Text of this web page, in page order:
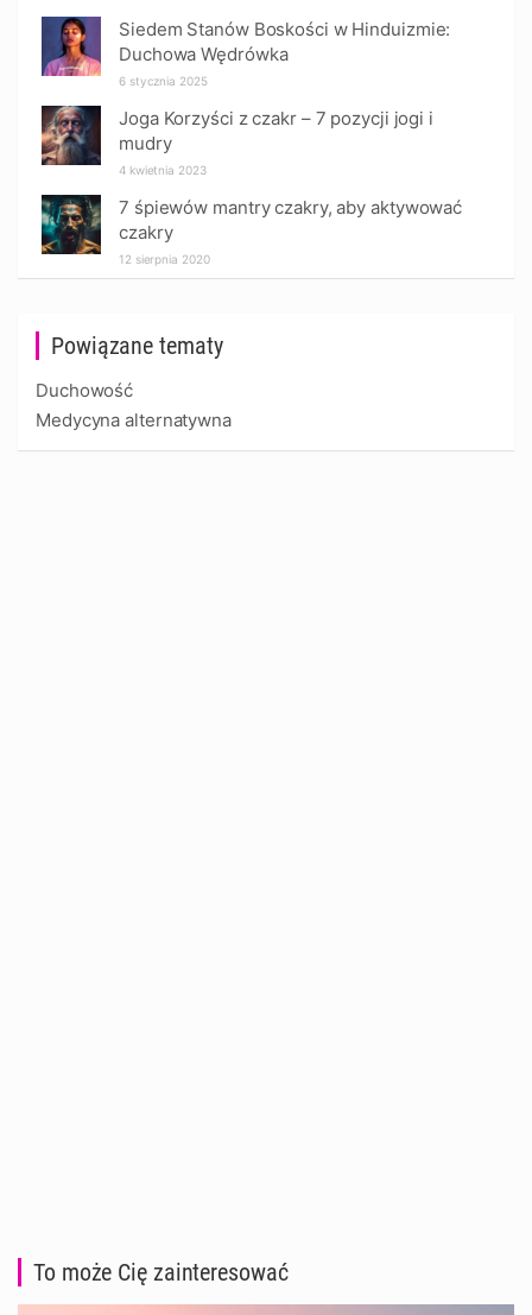
Powiązane tematy
Duchowość
Medycyna alternatywna
Siedem Stanów Boskości w Hinduizmie:
Duchowa Wędrówka
6 stycznia 2025
Joga Korzyści z czakr – 7 pozycji jogi i
mudry
4 kwietnia 2023
7 śpiewów mantry czakry, aby aktywować
czakry
12 sierpnia 2020
To może Cię zainteresować